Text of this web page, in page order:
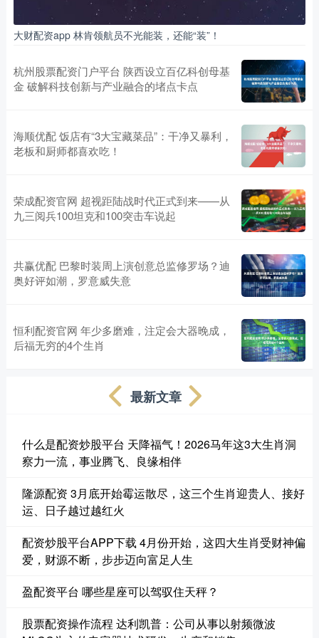
大财配资app 林肯领航员不光能装，还能“装”！
杭州股票配资门户平台 陕西设立百亿科创母基
金 破解科技创新与产业融合的堵点卡点
海顺优配 饭店有“3大宝藏菜品”：干净又暴利，
老板和厨师都喜欢吃！
荣成配资官网 超视距陆战时代正式到来——从
九三阅兵100坦克和100突击车说起
共赢优配 巴黎时装周上演创意总监修罗场？迪
奥好评如潮，罗意威失意
恒利配资官网 年少多磨难，注定会大器晚成，
后福无穷的4个生肖
最新文章
什么是配资炒股平台 天降福气！2026马年这3大生肖洞
察力一流，事业腾飞、良缘相伴
隆源配资 3月底开始霉运散尽，这三个生肖迎贵人、接好
运、日子越过越红火
配资炒股平台APP下载 4月份开始，这四大生肖受财神偏
爱，财源不断，步步迈向富足人生
盈配资平台 哪些星座可以驾驭住天秤？
股票配资操作流程 达利凯普：公司从事以射频微波